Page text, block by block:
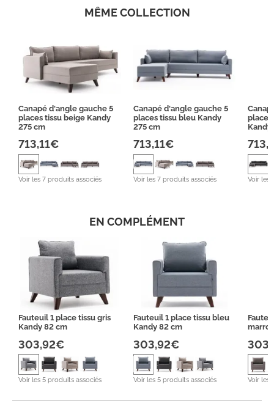
MÊME COLLECTION
Canapé d'angle gauche 5
places tissu beige Kandy
275 cm
713,11€
Voir les 7 produits associés
Canapé d'angle gauche 5
places tissu bleu Kandy
275 cm
713,11€
Voir les 7 produits associés
places
Kandy
Voir les
EN COMPLÉMENT
Fauteuil 1 place tissu gris
Kandy 82 cm
303,92€
Voir les 5 produits associés
Fauteuil 1 place tissu bleu
Kandy 82 cm
303,92€
Voir les 5 produits associés Voir les